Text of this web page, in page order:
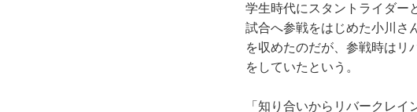
学生時代にスタントライダー
試合へ参戦をはじめた小川さ
を収めたのだが、参戦時はリ
をしていたという。
「知り合いからリバークレ